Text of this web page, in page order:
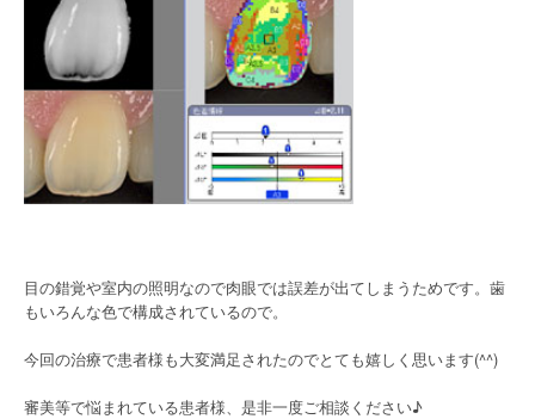
目の錯覚や室内の照明なので肉眼では誤差が出てしまうためです。歯
もいろんな色で構成されているので。
今回の治療で患者様も大変満足されたのでとても嬉しく思います(^^)
審美等で悩まれている患者様、是非一度ご相談ください♪